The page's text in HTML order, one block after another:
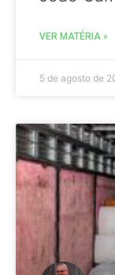
VER MATÉRIA »
5 de agosto de